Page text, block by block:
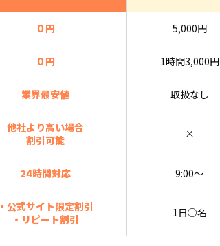
０円 5,000円
０円 1時間3,000円
業界最安値 取扱なし
他社より高い場合
割引可能
×
24時間対応 9:00〜
・公式サイト限定割引
・リピート割引
1日○名